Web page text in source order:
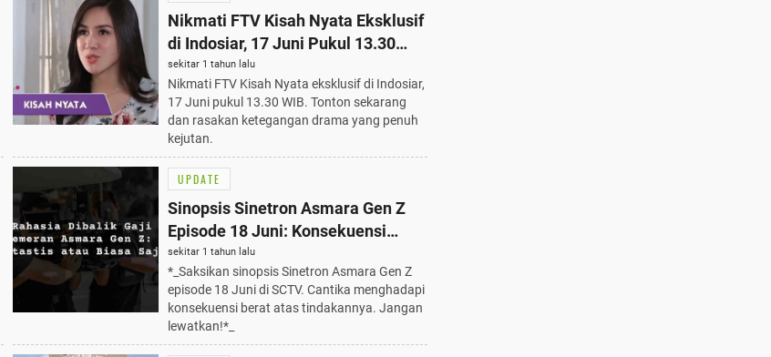
Nikmati FTV Kisah Nyata Eksklusif
di Indosiar, 17 Juni Pukul 13.30
WIB, Tonton Sekarang!
sekitar 1 tahun lalu
Nikmati FTV Kisah Nyata eksklusif di Indosiar,
17 Juni pukul 13.30 WIB. Tonton sekarang
dan rasakan ketegangan drama yang penuh
kejutan.
UPDATE
Sinopsis Sinetron Asmara Gen Z
Episode 18 Juni: Konsekuensi
Berat Cantika, Wajib Tahu!
sekitar 1 tahun lalu
*_Saksikan sinopsis Sinetron Asmara Gen Z
episode 18 Juni di SCTV. Cantika menghadapi
konsekuensi berat atas tindakannya. Jangan
lewatkan!*_